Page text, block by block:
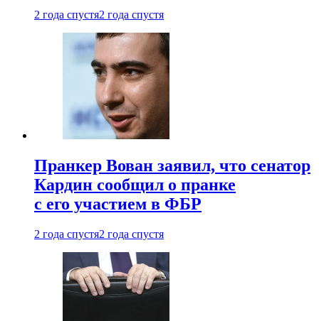
2 года спустя2 года спустя
Пранкер Вован заявил, что сенатор
Кардин сообщил о пранке
с его участием в ФБР
2 года спустя2 года спустя